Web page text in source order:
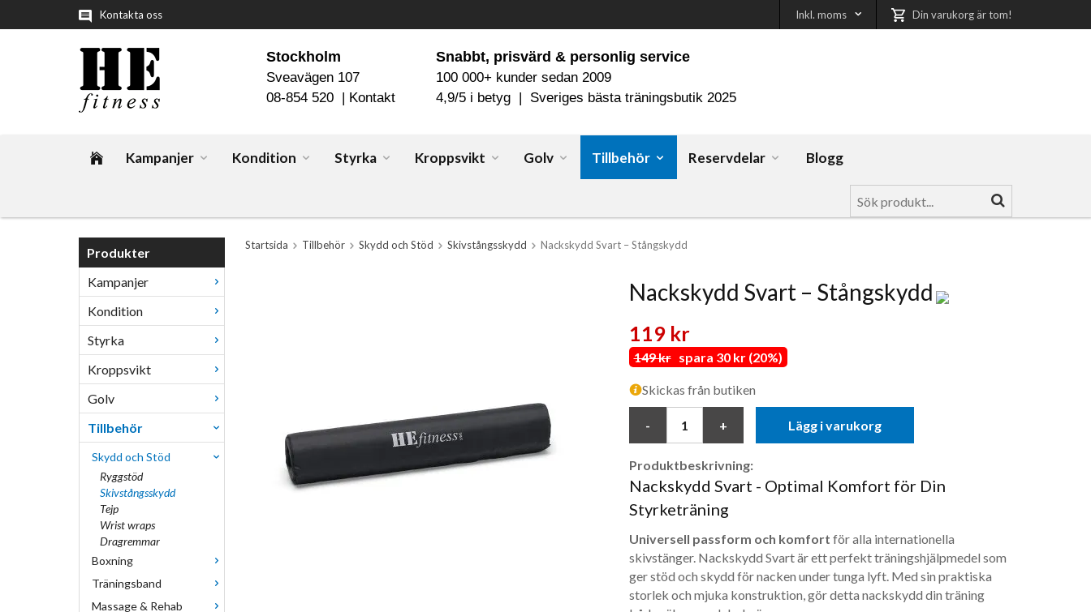
Kontakta oss Inkl. moms Din varukorg är tom!
Snabbt, prisvärd & personlig service
100 000+ kunder sedan 2009
4,9/5 i betyg | Sveriges bästa träningsbutik 2025
Stockholm
Sveavägen 107
08-854 520 | Kontakt
Kampanjer Kondition Styrka Kroppsvikt Golv Tillbehör Reservdelar Blogg
Produkter
Kampanjer
Kondition
Styrka
Kroppsvikt
Golv
Tillbehör
Skydd och Stöd
Ryggstöd
Skivstångsskydd
Tejp
Wrist wraps
Dragremmar
Boxning
Träningsband
Massage & Rehab
Startsida Tillbehör Skydd och Stöd Skivstångsskydd Nackskydd Svart – Stångskydd
Nackskydd Svart – Stångskydd
119 kr
149 krspara 30 kr (20%)
Skickas från butiken
Lägg i varukorg
Produktbeskrivning:
Nackskydd Svart - Optimal Komfort för Din
Styrketräning
Universell passform och komfort för alla internationella
skivstänger. Nackskydd Svart är ett perfekt träningshjälpmedel som
ger stöd och skydd för nacken under tunga lyft. Med sin praktiska
storlek och mjuka konstruktion, gör detta nackskydd din träning